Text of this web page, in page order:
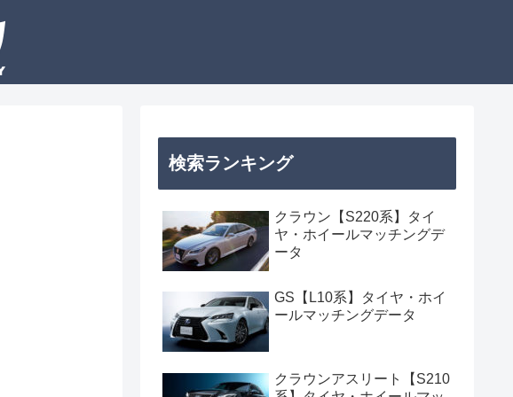
検索ランキング
クラウン【S220系】タイ
ヤ・ホイールマッチングデ
ータ
GS【L10系】タイヤ・ホイ
ールマッチングデータ
クラウンアスリート【S210